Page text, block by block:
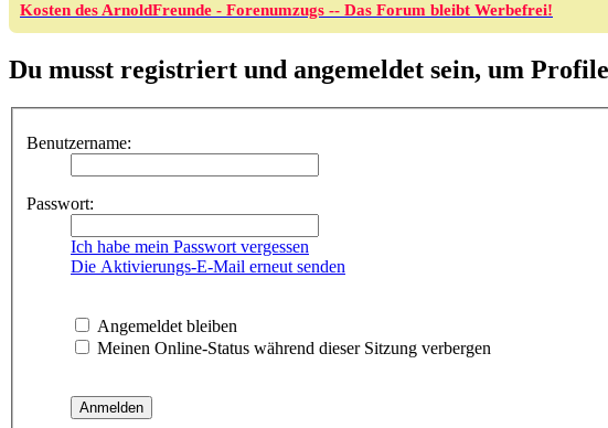
Kosten des ArnoldFreunde - Forenumzugs -- Das Forum bleibt Werbefrei!
Du musst registriert und angemeldet sein, um
Benutzername:
Passwort:
Ich habe mein Passwort vergessen
Die Aktivierungs-E-Mail erneut senden
Angemeldet bleiben
Meinen Online-Status während dieser Sitzung verbergen